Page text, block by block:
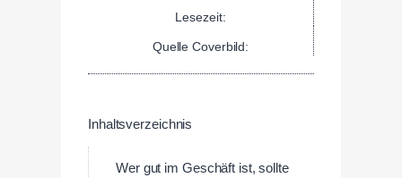
Lesezeit:
Quelle Coverbild:
Inhaltsverzeichnis
Wer gut im Geschäft ist, sollte